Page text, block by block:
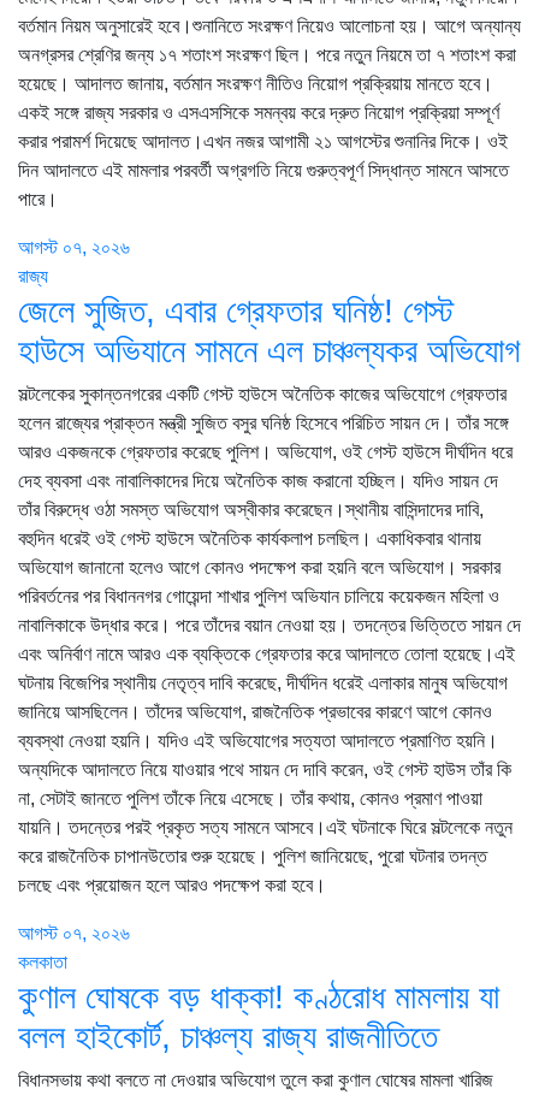
বর্তমান নিয়ম অনুসারেই হবে।শুনানিতে সংরক্ষণ নিয়েও আলোচনা হয়। আগে অন্যান্য
অনগ্রসর শ্রেণির জন্য ১৭ শতাংশ সংরক্ষণ ছিল। পরে নতুন নিয়মে তা ৭ শতাংশ করা
হয়েছে। আদালত জানায়, বর্তমান সংরক্ষণ নীতিও নিয়োগ প্রক্রিয়ায় মানতে হবে।
একই সঙ্গে রাজ্য সরকার ও এসএসসিকে সমন্বয় করে দ্রুত নিয়োগ প্রক্রিয়া সম্পূর্ণ
করার পরামর্শ দিয়েছে আদালত।এখন নজর আগামী ২১ আগস্টের শুনানির দিকে। ওই
দিন আদালতে এই মামলার পরবর্তী অগ্রগতি নিয়ে গুরুত্বপূর্ণ সিদ্ধান্ত সামনে আসতে
পারে।
আগস্ট ০৭, ২০২৬
রাজ্য
জেলে সুজিত, এবার গ্রেফতার ঘনিষ্ঠ! গেস্ট
হাউসে অভিযানে সামনে এল চাঞ্চল্যকর অভিযোগ
সল্টলেকের সুকান্তনগরের একটি গেস্ট হাউসে অনৈতিক কাজের অভিযোগে গ্রেফতার
হলেন রাজ্যের প্রাক্তন মন্ত্রী সুজিত বসুর ঘনিষ্ঠ হিসেবে পরিচিত সায়ন দে। তাঁর সঙ্গে
আরও একজনকে গ্রেফতার করেছে পুলিশ। অভিযোগ, ওই গেস্ট হাউসে দীর্ঘদিন ধরে
দেহ ব্যবসা এবং নাবালিকাদের দিয়ে অনৈতিক কাজ করানো হচ্ছিল। যদিও সায়ন দে
তাঁর বিরুদ্ধে ওঠা সমস্ত অভিযোগ অস্বীকার করেছেন।স্থানীয় বাসিন্দাদের দাবি,
বহুদিন ধরেই ওই গেস্ট হাউসে অনৈতিক কার্যকলাপ চলছিল। একাধিকবার থানায়
অভিযোগ জানানো হলেও আগে কোনও পদক্ষেপ করা হয়নি বলে অভিযোগ। সরকার
পরিবর্তনের পর বিধাননগর গোয়েন্দা শাখার পুলিশ অভিযান চালিয়ে কয়েকজন মহিলা ও
নাবালিকাকে উদ্ধার করে। পরে তাঁদের বয়ান নেওয়া হয়। তদন্তের ভিত্তিতে সায়ন দে
এবং অনির্বাণ নামে আরও এক ব্যক্তিকে গ্রেফতার করে আদালতে তোলা হয়েছে।এই
ঘটনায় বিজেপির স্থানীয় নেতৃত্ব দাবি করেছে, দীর্ঘদিন ধরেই এলাকার মানুষ অভিযোগ
জানিয়ে আসছিলেন। তাঁদের অভিযোগ, রাজনৈতিক প্রভাবের কারণে আগে কোনও
ব্যবস্থা নেওয়া হয়নি। যদিও এই অভিযোগের সত্যতা আদালতে প্রমাণিত হয়নি।
অন্যদিকে আদালতে নিয়ে যাওয়ার পথে সায়ন দে দাবি করেন, ওই গেস্ট হাউস তাঁর কি
না, সেটাই জানতে পুলিশ তাঁকে নিয়ে এসেছে। তাঁর কথায়, কোনও প্রমাণ পাওয়া
যায়নি। তদন্তের পরই প্রকৃত সত্য সামনে আসবে।এই ঘটনাকে ঘিরে সল্টলেকে নতুন
করে রাজনৈতিক চাপানউতোর শুরু হয়েছে। পুলিশ জানিয়েছে, পুরো ঘটনার তদন্ত
চলছে এবং প্রয়োজন হলে আরও পদক্ষেপ করা হবে।
আগস্ট ০৭, ২০২৬
কলকাতা
কুণাল ঘোষকে বড় ধাক্কা! কণ্ঠরোধ মামলায় যা
বলল হাইকোর্ট, চাঞ্চল্য রাজ্য রাজনীতিতে
বিধানসভায় কথা বলতে না দেওয়ার অভিযোগ তুলে করা কুণাল ঘোষের মামলা খারিজ